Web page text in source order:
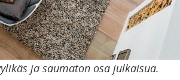
ja saumaton osa julkaisua.